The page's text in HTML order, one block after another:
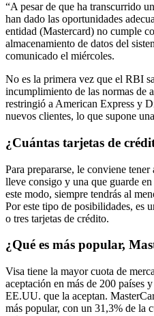
“A pesar de que ha transcurrido
han dado las oportunidades
entidad (Mastercard) no cumple
almacenamiento de datos del
comunicado el miércoles.
No es la primera vez que el RBI
incumplimiento de las normas de
restringió a American Express y
nuevos clientes, lo que supone
¿Cuántas tarjetas de
Para prepararse, le conviene
lleve consigo y una que guarde
este modo, siempre tendrás al
Por este tipo de posibilidades, es
o tres tarjetas de crédito.
¿Qué es más popular,
Visa tiene la mayor cuota de
aceptación en más de 200 países
EE.UU. que la aceptan.
más popular, con un 31,3% de la